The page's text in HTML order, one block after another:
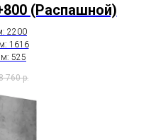
(Распашной)
2200
1616
525
760 р.